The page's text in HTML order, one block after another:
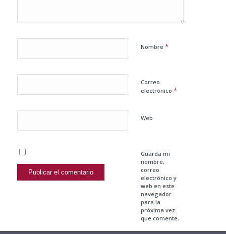
Nombre *
Correo
electrónico *
Web
Guarda mi
nombre,
correo
electrónico y
web en este
navegador
para la
próxima vez
que comente.